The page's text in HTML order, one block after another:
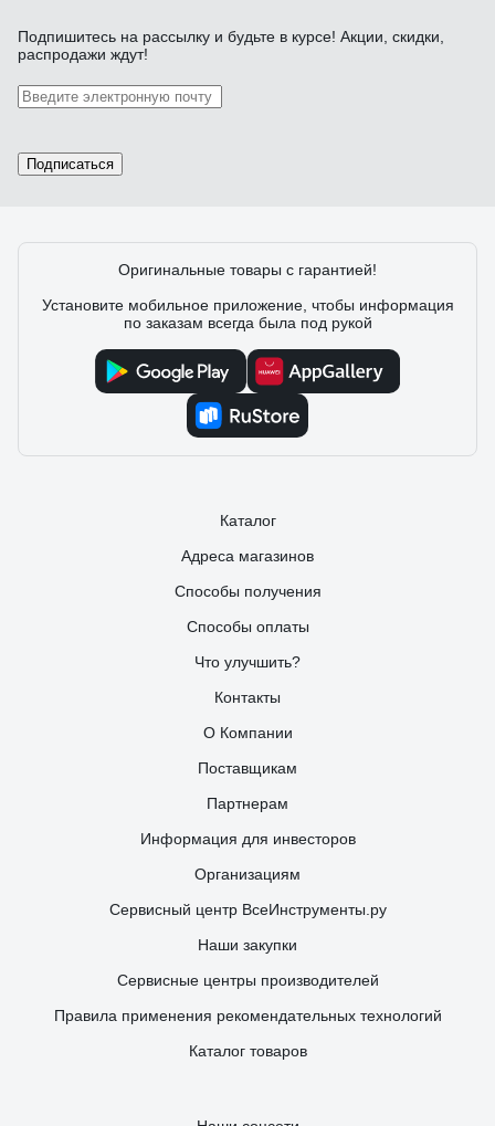
Подпишитесь на рассылку и будьте в курсе! Акции, скидки,
распродажи ждут!
Подписаться
Оригинальные товары с гарантией!
Установите мобильное приложение, чтобы информация
по заказам всегда была под рукой
Каталог
Адреса магазинов
Способы получения
Способы оплаты
Что улучшить?
Контакты
О Компании
Поставщикам
Партнерам
Информация для инвесторов
Организациям
Сервисный центр ВсеИнструменты.ру
Наши закупки
Сервисные центры производителей
Правила применения рекомендательных технологий
Каталог товаров